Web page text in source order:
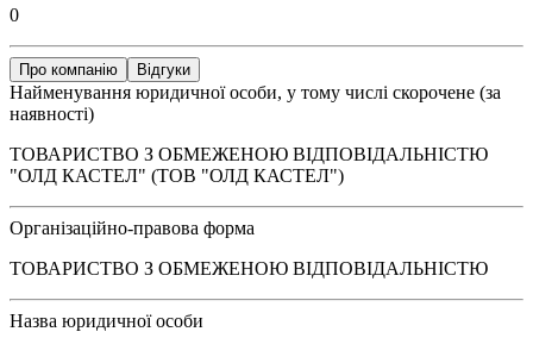
0
Про компанію Відгуки
Найменування юридичної особи, у тому числі скорочене (за
наявності)
ТОВАРИСТВО З ОБМЕЖЕНОЮ ВІДПОВІДАЛЬНІСТЮ
"ОЛД КАСТЕЛ" (ТОВ "ОЛД КАСТЕЛ")
Організаційно-правова форма
ТОВАРИСТВО З ОБМЕЖЕНОЮ ВІДПОВІДАЛЬНІСТЮ
Назва юридичної особи